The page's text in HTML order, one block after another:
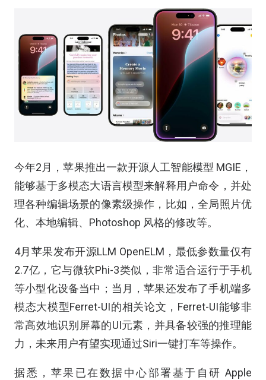
今年2月，苹果推出一款开源人工智能模型 MGIE，
能够基于多模态大语言模型来解释用户命令，并处
理各种编辑场景的像素级操作，比如，全局照片优
化、本地编辑、Photoshop 风格的修改等。
4月苹果发布开源LLM OpenELM，最低参数量仅有
2.7亿，它与微软Phi-3类似，非常适合运行于手机
等小型化设备当中；当月，苹果还发布了手机端多
模态大模型Ferret-UI的相关论文，Ferret-UI能够非
常高效地识别屏幕的UI元素，并具备较强的推理能
力，未来用户有望实现通过Siri一键打车等操作。
据悉，苹果已在数据中心部署基于自研 Apple